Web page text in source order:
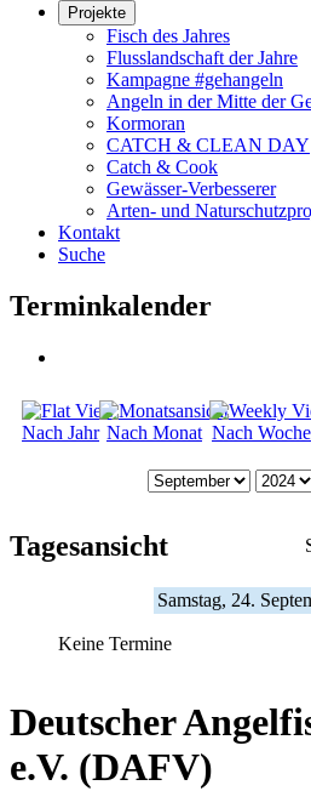
Projekte
Fisch des Jahres
Flusslandschaft der Jahre
Kampagne #gehangeln
Angeln in der Mitte der
Kormoran
CATCH & CLEAN DAY
Catch & Cook
Gewässer-Verbesserer
Arten- und
Kontakt
Suche
Terminkalender
Nach Jahr Nach Monat Nach Woche
Tagesansicht
Samstag, 24.
Keine Termine
Deutscher
e.V. (DAFV)